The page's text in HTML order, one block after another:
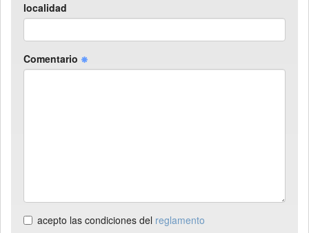
localidad
Comentario
acepto las condiciones del reglamento